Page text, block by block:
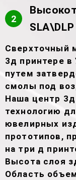
2
Сверхточный
3д принтере в
путем
смолы под
Наша центр
технологию
ювелирных
прототипов,
на три д
Высота слоя
Область